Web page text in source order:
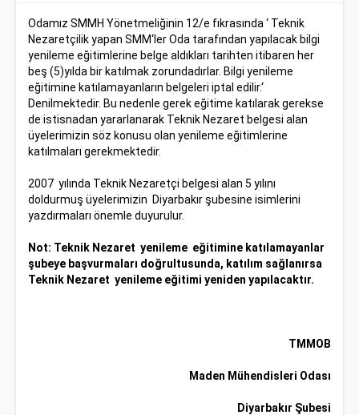
Odamız SMMH Yönetmeliğinin 12/e fıkrasında ‘ Teknik
Nezaretçilik yapan SMM‘ler Oda tarafından yapılacak bilgi
yenileme eğitimlerine belge aldıkları tarihten itibaren her
beş (5)yılda bir katılmak zorundadırlar. Bilgi yenileme
eğitimine katılamayanların belgeleri iptal edilir.‘
Denilmektedir. Bu nedenle gerek eğitime katılarak gerekse
de istisnadan yararlanarak Teknik Nezaret belgesi alan
üyelerimizin söz konusu olan yenileme eğitimlerine
katılmaları gerekmektedir.
2007 yılında Teknik Nezaretçi belgesi alan 5 yılını
doldurmuş üyelerimizin Diyarbakır şubesine isimlerini
yazdırmaları önemle duyurulur.
Not: Teknik Nezaret yenileme eğitimine katılamayanlar
şubeye başvurmaları doğrultusunda, katılım sağlanırsa
Teknik Nezaret yenileme eğitimi yeniden yapılacaktır.
TMMOB
Maden Mühendisleri Odası
Diyarbakır Şubesi